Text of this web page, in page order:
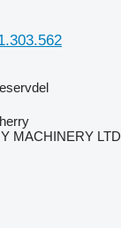
MACHINERY LTD